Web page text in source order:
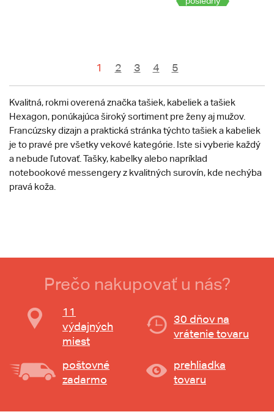
1 2 3 4 5
Kvalitná, rokmi overená značka tašiek, kabeliek a tašiek
Hexagon, ponúkajúca široký sortiment pre ženy aj mužov.
Francúzsky dizajn a praktická stránka týchto tašiek a kabeliek
je to pravé pre všetky vekové kategórie. Iste si vyberie každý
a nebude ľutovať. Tašky, kabelky alebo napríklad
notebookové messengery z kvalitných surovín, kde nechýba
pravá koža.
Prečo nakupovať u nás?
11
výdajných
miest
30 dňov na
vrátenie tovaru
poštovné
zadarmo
prehliadka
tovaru